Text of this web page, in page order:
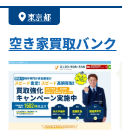
東京都
空き家買取バンク